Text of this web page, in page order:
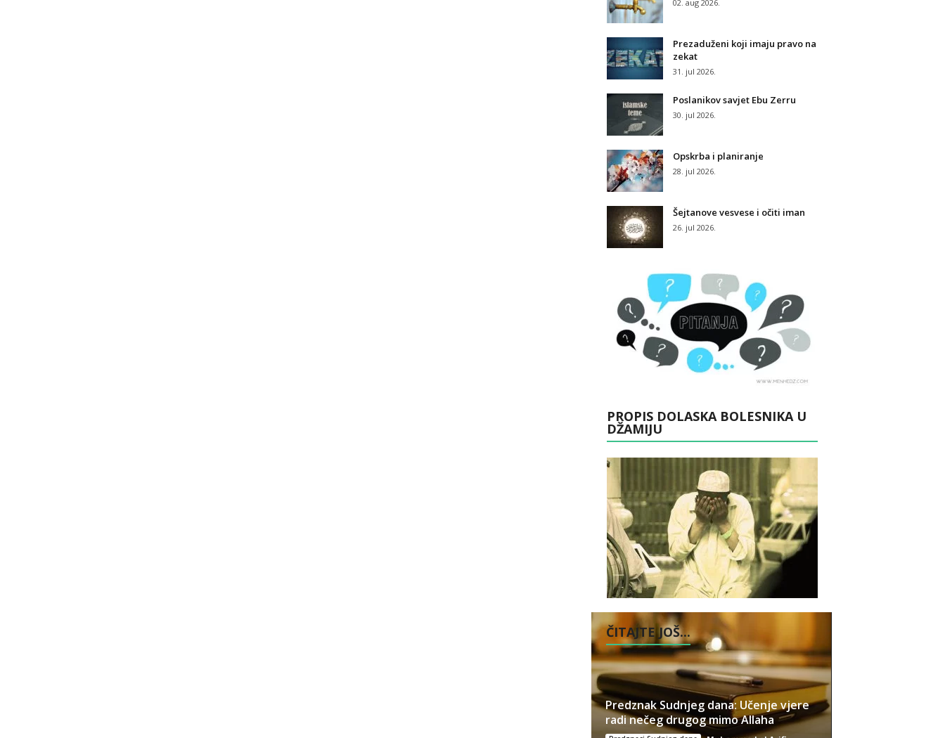
02. aug 2026.
Prezaduženi koji imaju pravo na
zekat
31. jul 2026.
Poslanikov savjet Ebu Zerru
30. jul 2026.
Opskrba i planiranje
28. jul 2026.
Šejtanove vesvese i očiti iman
26. jul 2026.
PROPIS DOLASKA BOLESNIKA U
DŽAMIJU
ČITAJTE JOŠ...
Predznak Sudnjeg dana: Učenje vjere
radi nečeg drugog mimo Allaha